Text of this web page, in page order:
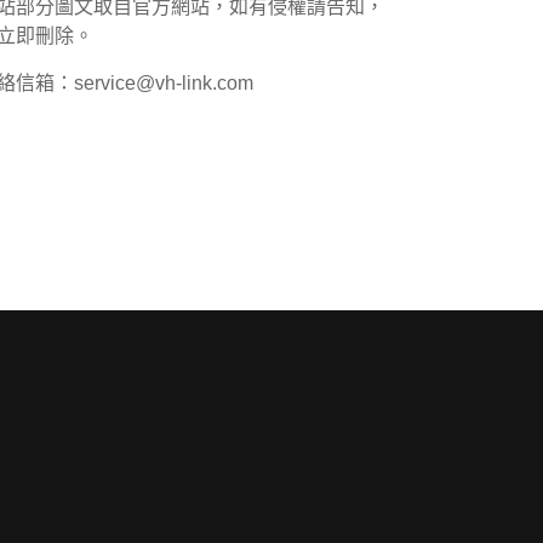
部分圖文取自官方網站，如有侵權請告知，
即刪除。
信箱：service@vh-link.com